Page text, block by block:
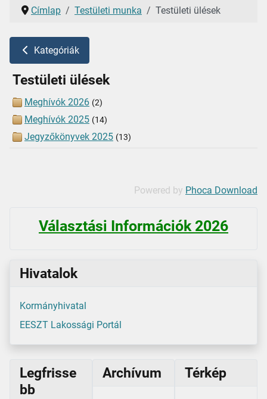
Címlap Testületi munka Testületi ülések
Kategóriák
Testületi ülések
Meghívók 2026 (2)
Meghívók 2025 (14)
Jegyzőkönyvek 2025 (13)
Powered by Phoca Download
Választási Információk 2026
Hivatalok
Kormányhivatal
EESZT Lakossági Portál
Legfrisse
bb
Archívum Térkép